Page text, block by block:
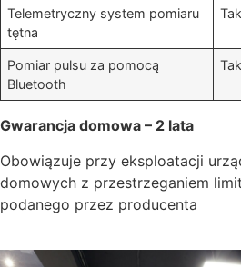
Telemetryczny system pomiaru
tętna
Tak
Pomiar pulsu za pomocą
Bluetooth
Tak
Gwarancja domowa – 2 lata
Obowiązuje przy eksploatacji
domowych z przestrzeganiem
podanego przez producenta